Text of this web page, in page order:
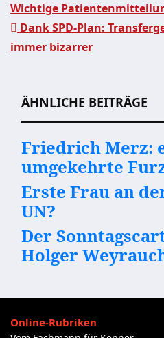
Wichtige
Dank SPD-Plan:
immer bizarrer
ÄHNLICHE BEITRÄGE
Friedrich Merz:
umgekehrte
Erste Frau an
UN?
Der
Holger
Online-Rubriken